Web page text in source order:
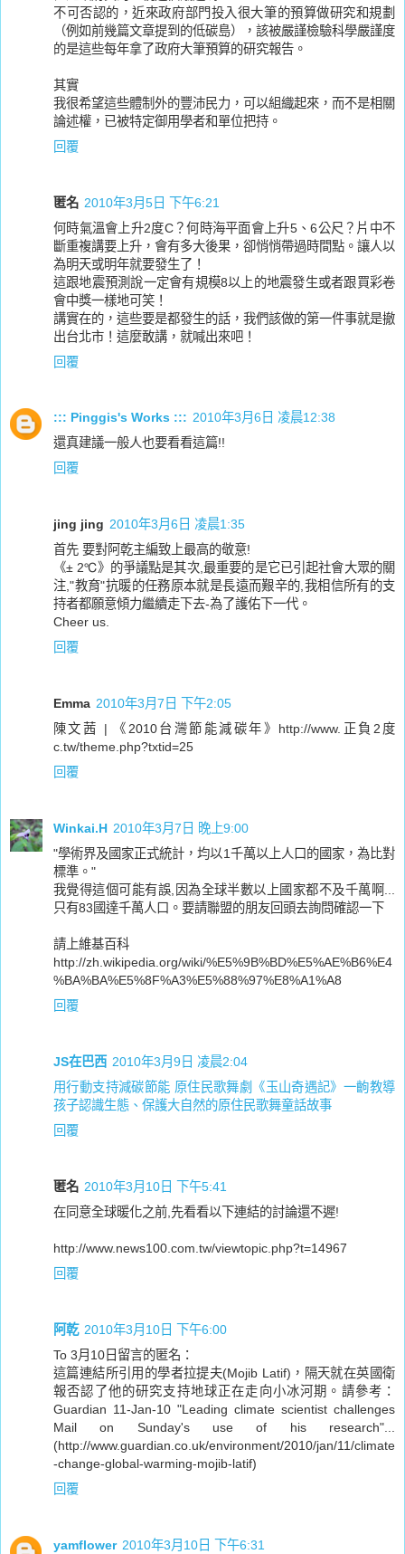
不可否認的，近來政府部門投入很大筆的預算做研究和規劃
（例如前幾篇文章提到的低碳島），該被嚴謹檢驗科學嚴謹度
的是這些每年拿了政府大筆預算的研究報告。
其實
我很希望這些體制外的豐沛民力，可以組織起來，而不是相關
論述權，已被特定御用學者和單位把持。
回覆
匿名 2010年3月5日 下午6:21
何時氣溫會上升2度C？何時海平面會上升5、6公尺？片中不
斷重複講要上升，會有多大後果，卻悄悄帶過時間點。讓人以
為明天或明年就要發生了！
這跟地震預測說一定會有規模8以上的地震發生或者跟買彩卷
會中獎一樣地可笑！
講實在的，這些要是都發生的話，我們該做的第一件事就是撤
出台北市！這麼敢講，就喊出來吧！
回覆
::: Pinggis's Works ::: 2010年3月6日 凌晨12:38
還真建議一般人也要看看這篇!!
回覆
jing jing 2010年3月6日 凌晨1:35
首先 要對阿乾主編致上最高的敬意!
《± 2℃》的爭議點是其次,最重要的是它已引起社會大眾的關
注,"教育"抗暖的任務原本就是長遠而艱辛的,我相信所有的支
持者都願意傾力繼續走下去-為了護佑下一代。
Cheer us.
回覆
Emma 2010年3月7日 下午2:05
陳文茜 | 《2010台灣節能減碳年》http://www.正負2度
c.tw/theme.php?txtid=25
回覆
Winkai.H 2010年3月7日 晚上9:00
"學術界及國家正式統計，均以1千萬以上人口的國家，為比對
標準。"
我覺得這個可能有誤,因為全球半數以上國家都不及千萬啊...
只有83國達千萬人口。要請聯盟的朋友回頭去詢問確認一下
請上維基百科
http://zh.wikipedia.org/wiki/%E5%9B%BD%E5%AE%B6%E4
%BA%BA%E5%8F%A3%E5%88%97%E8%A1%A8
回覆
JS在巴西 2010年3月9日 凌晨2:04
用行動支持減碳節能 原住民歌舞劇《玉山奇遇記》一齣教導
孩子認識生態、保護大自然的原住民歌舞童話故事
回覆
匿名 2010年3月10日 下午5:41
在同意全球暖化之前,先看看以下連結的討論還不遲!
http://www.news100.com.tw/viewtopic.php?t=14967
回覆
阿乾 2010年3月10日 下午6:00
To 3月10日留言的匿名：
這篇連結所引用的學者拉提夫(Mojib Latif)，隔天就在英國衛
報否認了他的研究支持地球正在走向小冰河期。請參考：
Guardian 11-Jan-10 "Leading climate scientist challenges
Mail on Sunday's use of his research"...
(http://www.guardian.co.uk/environment/2010/jan/11/climate
-change-global-warming-mojib-latif)
回覆
yamflower 2010年3月10日 下午6:31